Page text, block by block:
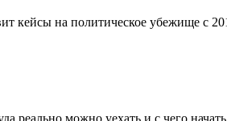
кейсы на политическое убежище с
реально можно уехать и с чего